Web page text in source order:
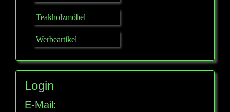
Teakholzmöbel
Werbeartikel
Login
E-Mail: